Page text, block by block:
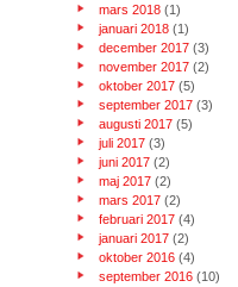
mars 2018 (1)
januari 2018 (1)
december 2017 (3)
november 2017 (2)
oktober 2017 (5)
september 2017 (3)
augusti 2017 (5)
juli 2017 (3)
juni 2017 (2)
maj 2017 (2)
mars 2017 (2)
februari 2017 (4)
januari 2017 (2)
oktober 2016 (4)
september 2016 (10)